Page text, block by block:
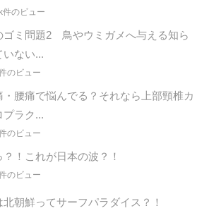
件のビュー
ゴミ問題2 鳥やウミガメへ与える知ら
いない...
のビュー
・腰痛で悩んでる？それなら上部頸椎カ
プラク...
のビュー
？！これが日本の波？！
のビュー
北朝鮮ってサーフパラダイス？！